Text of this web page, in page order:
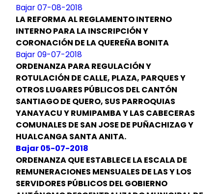
Bajar 07-08-2018
LA REFORMA AL REGLAMENTO INTERNO
INTERNO PARA LA INSCRIPCIÓN Y
CORONACIÓN DE LA QUEREÑA BONITA
Bajar 09-07-2018
ORDENANZA PARA REGULACIÓN Y
ROTULACIÓN DE CALLE, PLAZA, PARQUES Y
OTROS LUGARES PÚBLICOS DEL CANTÓN
SANTIAGO DE QUERO, SUS PARROQUIAS
YANAYACU Y RUMIPAMBA Y LAS CABECERAS
COMUNALES DE SAN JOSE DE PUÑACHIZAG Y
HUALCANGA SANTA ANITA.
Bajar 05-07-2018
ORDENANZA QUE ESTABLECE LA ESCALA DE
REMUNERACIONES MENSUALES DE LAS Y LOS
SERVIDORES PÚBLICOS DEL GOBIERNO